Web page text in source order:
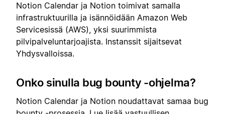
Notion Calendar ja Notion toimivat samalla
infrastruktuurilla ja isännöidään Amazon Web
Servicesissä (AWS), yksi suurimmista
pilvipalveluntarjoajista. Instanssit sijaitsevat
Yhdysvalloissa.
Onko sinulla bug bounty -ohjelma?
Notion Calendar ja Notion noudattavat samaa bug